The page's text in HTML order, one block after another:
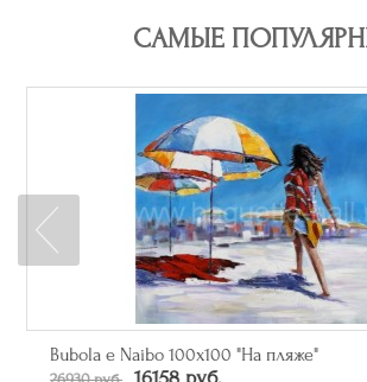
САМЫЕ
Зеркало прямоугольное в багете